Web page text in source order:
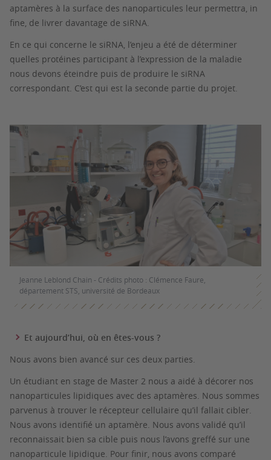
aptamères à la surface des nanoparticules leur permettra, in
fine, de livrer davantage de siRNA.
En ce qui concerne le siRNA, l’enjeu a été de déterminer
quelles protéines participant à l’expression de la maladie
nous devons éteindre puis de produire le siRNA
correspondant. C’est qui est la seconde partie du projet.
Jeanne Leblond Chain - Crédits photo : Clémence Faure,
département STS, université de Bordeaux
Et aujourd’hui, où en êtes-vous ?
Nous avons bien avancé sur ces deux parties.
Un étudiant en stage de Master 2 nous a aidé à décorer nos
nanoparticules lipidiques avec des aptamères. Nous sommes
parvenus à trouver le récepteur cellulaire qu’il fallait cibler.
Nous avons identifié un aptamère. Nous avons validé qu’il
reconnaissait bien sa cible puis nous l’avons greffé sur une
nanoparticule lipidique. Pour finir, nous avons comparé